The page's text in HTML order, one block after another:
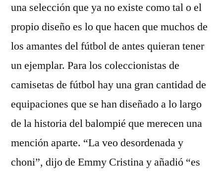
una selección que ya no existe como tal o el
propio diseño es lo que hacen que muchos de
los amantes del fútbol de antes quieran tener
un ejemplar. Para los coleccionistas de
camisetas de fútbol hay una gran cantidad de
equipaciones que se han diseñado a lo largo
de la historia del balompié que merecen una
mención aparte. “La veo desordenada y
choni”, dijo de Emmy Cristina y añadió “es